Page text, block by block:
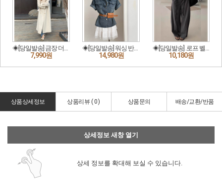
상품상세정보 상품리뷰 ( 0) 상품문의 배송/교환/반품
상세정보 새창 열기
상세 정보를 확대해 보실 수 있습니다.